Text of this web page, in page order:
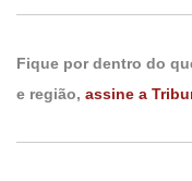
Fique por dentro do
e região, assine a